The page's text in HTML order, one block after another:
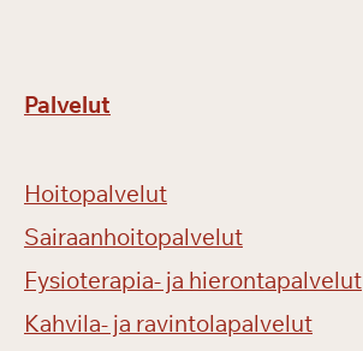
Palvelut
Hoitopalvelut
Sairaanhoitopalvelut
Fysioterapia- ja hierontapalvelut
Kahvila- ja ravintolapalvelut